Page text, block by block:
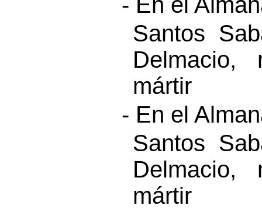
Santos
mártir
- En el
Santos
mártir